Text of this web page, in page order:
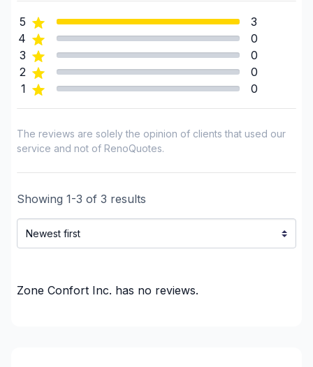
5
3
4
0
3
0
2
0
1
0
The reviews are solely the opinion of clients that used our
service and not of RenoQuotes.
Showing 1-3 of 3 results
Zone Confort Inc. has no reviews.